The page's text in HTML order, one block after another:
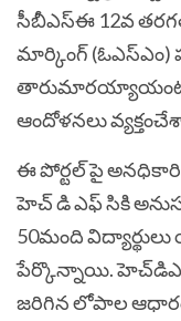
సీబీఎస్‌ఈ 12వ
మార్కింగ్‌
తారుమారయ్యాయంటూ
ఆందోళనలు
ఈ పోర్టల్ పై
హెచ్ డి ఎఫ్ సికి
50మంది
పేర్కొన్నాయి.
జరిగిన లోపాల